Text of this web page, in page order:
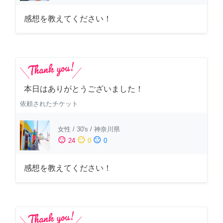
感想を教えてください！
本日はありがとうございました！
依頼されたチケット
女性 / 30's / 神奈川県
sentiment_satisfied 24 sentiment_neutral 0 sentiment_dissatisfied 0
感想を教えてください！